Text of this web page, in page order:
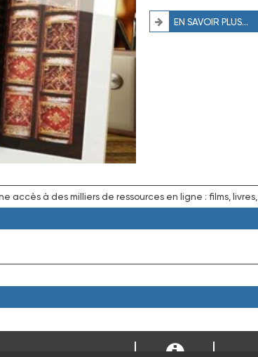
EN SAVOIR PLUS...
à des milliers de ressources en ligne : films,